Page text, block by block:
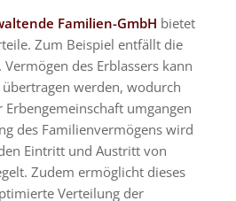
Familien-GmbH bietet
Zum Beispiel entfällt die
des Erblassers kann
werden, wodurch
Erbengemeinschaft umgangen
des Familienvermögens wird
Eintritt und Austritt von
Zudem ermöglicht dieses
Verteilung der